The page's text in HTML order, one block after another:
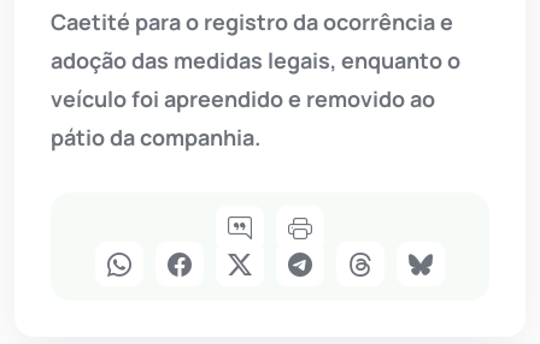
Caetité para o registro da ocorrência e
adoção das medidas legais, enquanto o
veículo foi apreendido e removido ao
pátio da companhia.